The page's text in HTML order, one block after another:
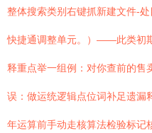
整体搜索类别右键抓新建文件-
快捷通调整单元。）——此类初
释重点举一组例：对你查前的售
误：做运统逻辑点位词补足遗漏
年运算前手动走核算法检验标记